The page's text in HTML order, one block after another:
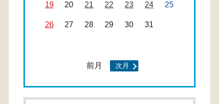
19 20 21 22 23 24 25
26 27 28 29 30 31
前月 次月